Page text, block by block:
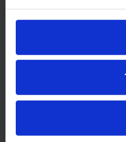
CVR nr.:12459475
EAN nr.: 5790002725678